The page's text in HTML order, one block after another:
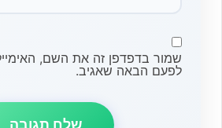
שמור בדפדפן זה את השם,
לפעם הבאה שאגיב.